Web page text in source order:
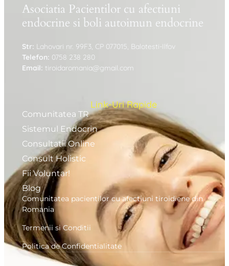
Asociatia Pacientilor cu afectiuni
endocrine si boli autoimun endocrine
Str: Lahovari nr. 99F3, CP 077015, Balotesti-Ilfov
Telefon: 0758 238 280
Email: tiroidaromania@gmail.com
Link-Uri Rapide
Comunitatea TR
Sistemul Endocrin
Consultatii Online
Consult Holistic
Fii Voluntar!
Blog
Comunitatea pacientilor cu afectiuni tiroidiene din
Romania
Termenii si Conditii
Politica de Confidentialitate